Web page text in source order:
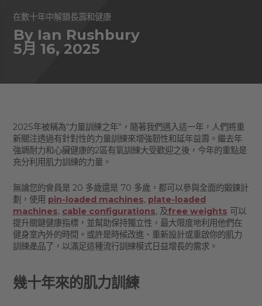
在數十年中解鎖長壽和健康
By Ian Rushbury
5月 16, 2025
2025年被稱為“力量訓練之年”，隨著我們邁入這一年，人們將重
新關注透過有針對性的力量訓練來增強韌性和延年益壽。繼去年
強調耐力和心臟健康的2區有氧訓練大受歡迎之後，今年的重點是
充分利用肌力訓練的力量。
無論您的會員是 20 多歲還是 70 多歲，都可以參與全面的鍛鍊計
劃，使用 pin-loaded machines, plate-loaded
machines, cable configurations, 及free weights 可以
提升關鍵健康指標，並幫助保持獨立性，最大限度地利用他們在
健身室內外的時間。或許是時候改進、重新設計或重啟你的肌力
訓練產品了，以滿足這種流行訓練模式日益增長的需求。
幾十年來的肌力訓練